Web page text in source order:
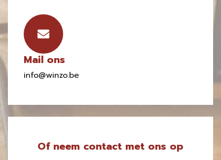
Mail ons
info@winzo.be
Of neem contact met ons op